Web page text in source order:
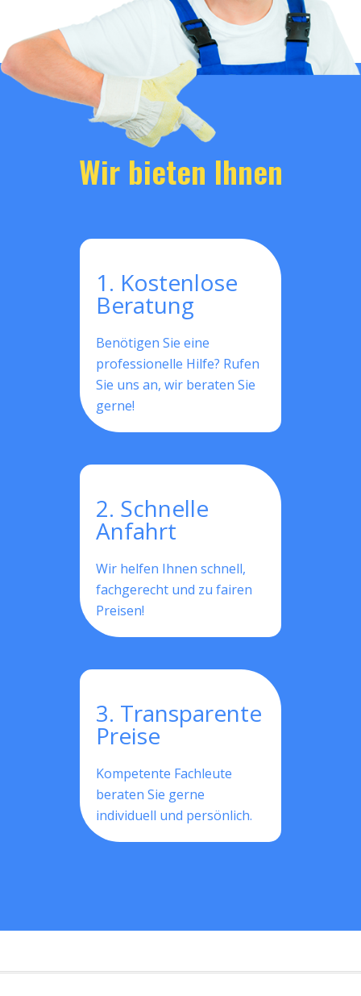
Wir bieten Ihnen
1. Kostenlose
Beratung
Benötigen Sie eine
professionelle Hilfe? Rufen
Sie uns an, wir beraten Sie
gerne!
2. Schnelle
Anfahrt
Wir helfen Ihnen schnell,
fachgerecht und zu fairen
Preisen!
3. Transparente
Preise
Kompetente Fachleute
beraten Sie gerne
individuell und persönlich.